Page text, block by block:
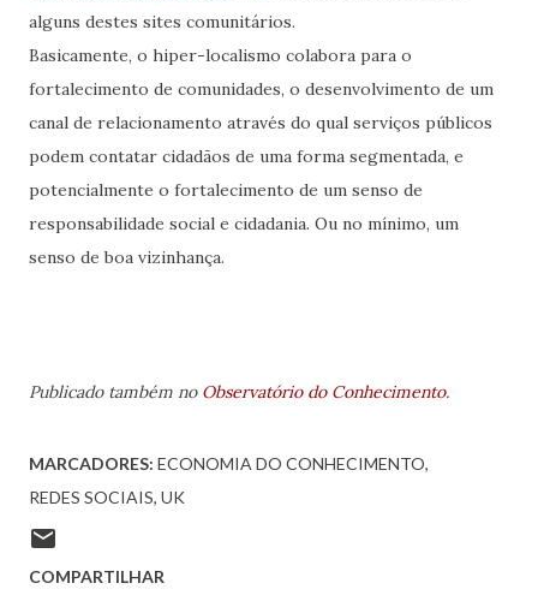
alguns destes sites comunitários.
Basicamente, o hiper-localismo colabora para o
fortalecimento de comunidades, o desenvolvimento de um
canal de relacionamento através do qual serviços públicos
podem contatar cidadãos de uma forma segmentada, e
potencialmente o fortalecimento de um senso de
responsabilidade social e cidadania. Ou no mínimo, um
senso de boa vizinhança.
Publicado também no Observatório do Conhecimento.
MARCADORES: ECONOMIA DO CONHECIMENTO
REDES SOCIAIS UK
COMPARTILHAR